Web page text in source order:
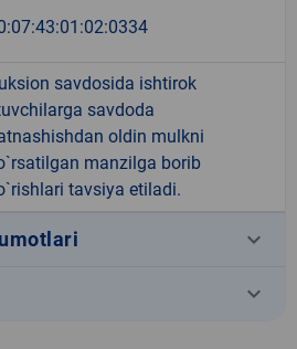
savdosida ishtirok
savdoda
oldin mulkni
manzilga borib
tavsiya etiladi.
keyboard_arrow_down
keyboard_arrow_down